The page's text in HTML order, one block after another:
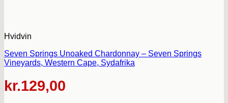
Hvidvin
Seven Springs Unoaked Chardonnay – Seven Springs
Vineyards, Western Cape, Sydafrika
kr.129,00